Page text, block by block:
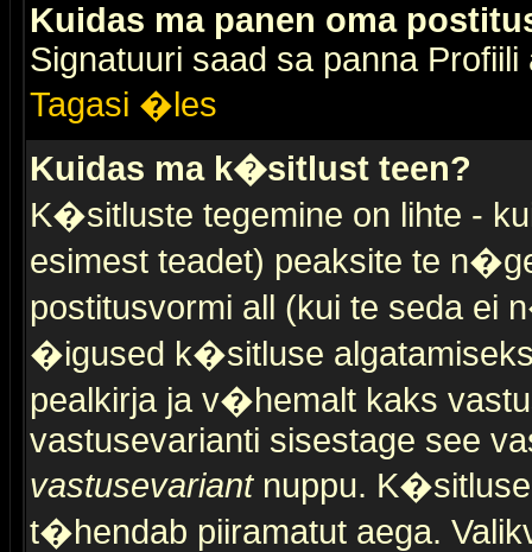
Kuidas ma panen oma
Signatuuri saad sa panna Profiili
Tagasi �les
Kuidas ma k�sitlust teen?
K�sitluste tegemine on lihte -
esimest teadet) peaksite te
postitusvormi all (kui te seda ei
�igused k�sitluse
pealkirja ja v�hemalt kaks
vastusevarianti sisestage see
vastusevariantnuppu.
t�hendab piiramatut aega.